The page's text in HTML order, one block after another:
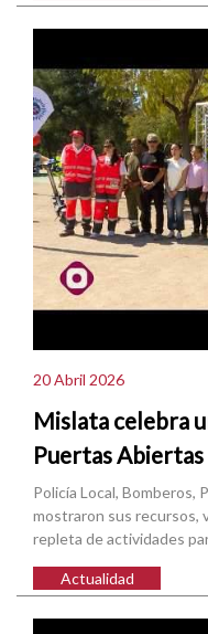
20 Abril 2026
Mislata celebra
Puertas
Policía Local, Bomberos,
mostraron sus recursos,
repleta de actividades
Actualidad